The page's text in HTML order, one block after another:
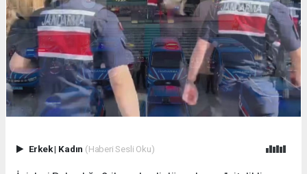
Erkek| Kadın (Haberi Sesli Oku)